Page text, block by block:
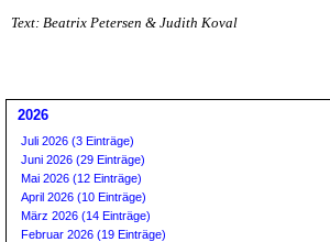
Text: Beatrix Petersen & Judith Koval
2026
Juli 2026 (3 Einträge)
Juni 2026 (29 Einträge)
Mai 2026 (12 Einträge)
April 2026 (10 Einträge)
März 2026 (14 Einträge)
Februar 2026 (19 Einträge)